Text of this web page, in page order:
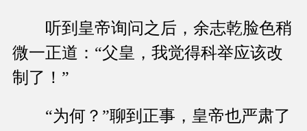
听到皇帝询问之后，余志乾脸色稍
微一正道：“父皇，我觉得科举应该改
制了！”
“为何？”聊到正事，皇帝也严肃了